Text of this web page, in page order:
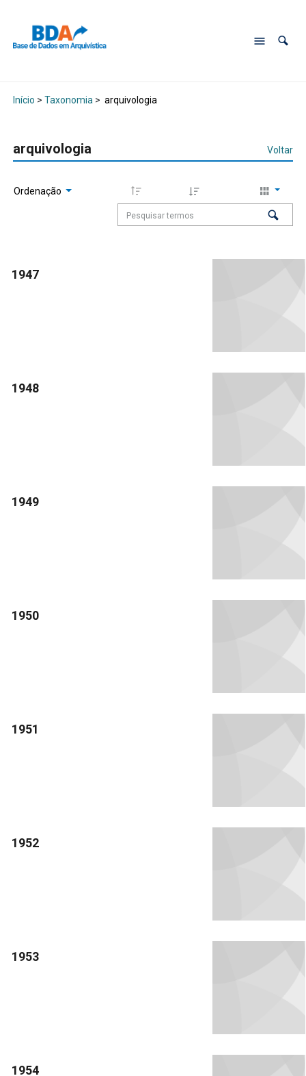
Início > Taxonomia > arquivologia
arquivologia Voltar
Ordenação
1947
1948
1949
1950
1951
1952
1953
1954